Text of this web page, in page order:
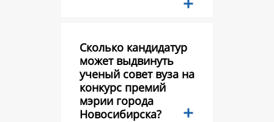
Сколько кандидатур
может выдвинуть
ученый совет вуза на
конкурс премий
мэрии города
Новосибирска?